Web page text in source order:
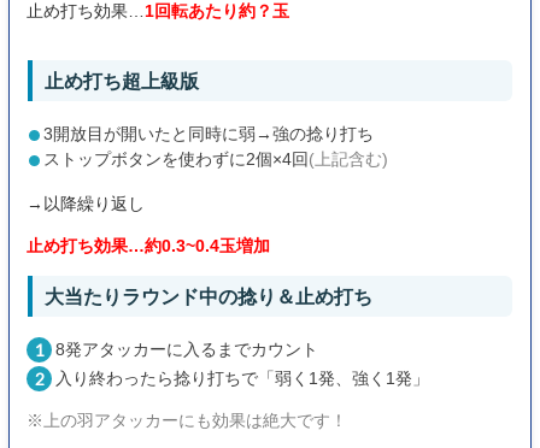
止め打ち効果… 1回転あたり約？玉
止め打ち超上級版
3開放目が開いたと同時に弱→強の捻り打ち
ストップボタンを使わずに2個×4回(上記含む)
→以降繰り返し
止め打ち効果…約0.3~0.4玉増加
大当たりラウンド中の捻り＆止め打ち
8発アタッカーに入るまでカウント
入り終わったら捻り打ちで「弱く1発、強く1発」
※上の羽アタッカーにも効果は絶大です！